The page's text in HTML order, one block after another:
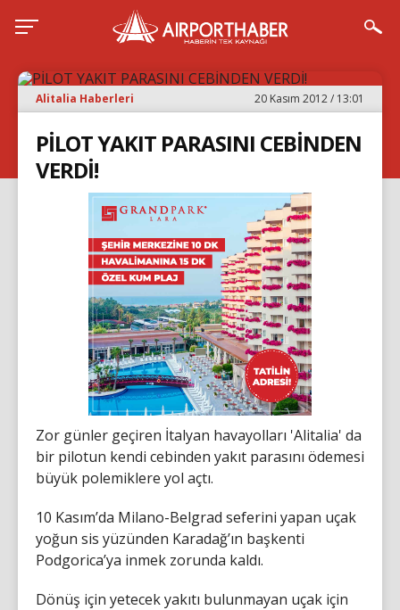
Alitalia Haberleri 20 Kasım 2012 / 13:01
PİLOT YAKIT PARASINI CEBİNDEN
VERDİ!
Zor günler geçiren İtalyan havayolları 'Alitalia' da
bir pilotun kendi cebinden yakıt parasını ödemesi
büyük polemiklere yol açtı.
10 Kasım’da Milano-Belgrad seferini yapan uçak
yoğun sis yüzünden Karadağ’ın başkenti
Podgorica’ya inmek zorunda kaldı.
Dönüş için yetecek yakıtı bulunmayan uçak için